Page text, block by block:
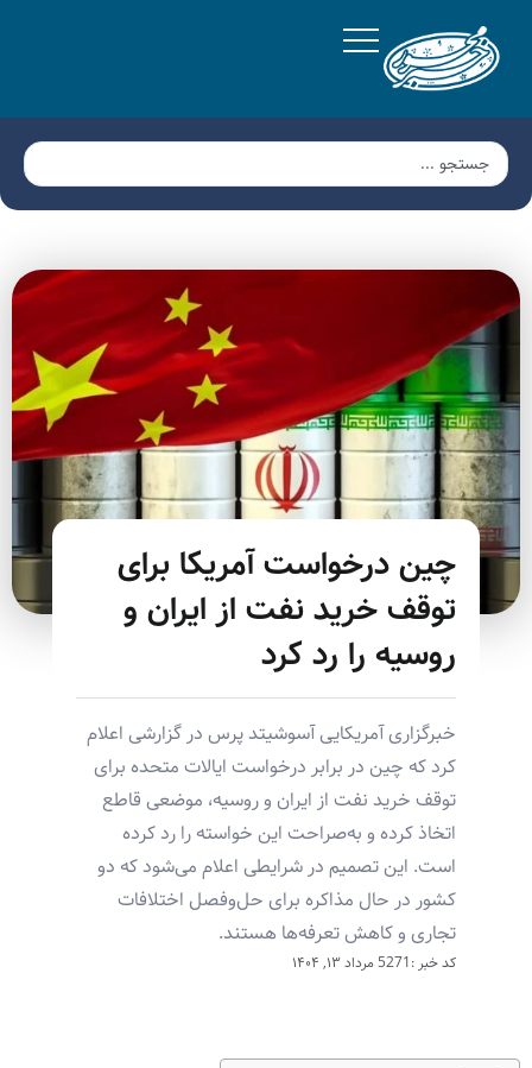
چین درخواست آمریکا برای
توقف خرید نفت از ایران و
روسیه را رد کرد
خبرگزاری آمریکایی آسوشیتد پرس در گزارشی اعلام
کرد که چین در برابر درخواست ایالات متحده برای
توقف خرید نفت از ایران و روسیه، موضعی قاطع
اتخاذ کرده و به‌صراحت این خواسته را رد کرده
است. این تصمیم در شرایطی اعلام می‌شود که دو
کشور در حال مذاکره برای حل‌وفصل اختلافات
تجاری و کاهش تعرفه‌ها هستند.
کد خبر :5271 مرداد ۱۳, ۱۴۰۴